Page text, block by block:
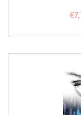
€7,